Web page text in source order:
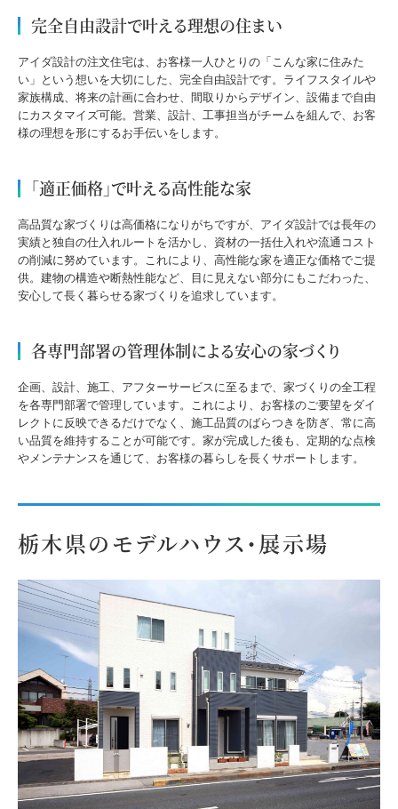
完全自由設計で叶える理想の住まい
アイダ設計の注文住宅は、お客様一人ひとりの「こんな家に住みた
い」という想いを大切にした、完全自由設計です。ライフスタイルや
家族構成、将来の計画に合わせ、間取りからデザイン、設備まで自由
にカスタマイズ可能。営業、設計、工事担当がチームを組んで、お客
様の理想を形にするお手伝いをします。
「適正価格」で叶える高性能な家
高品質な家づくりは高価格になりがちですが、アイダ設計では長年の
実績と独自の仕入れルートを活かし、資材の一括仕入れや流通コスト
の削減に努めています。これにより、高性能な家を適正な価格でご提
供。建物の構造や断熱性能など、目に見えない部分にもこだわった、
安心して長く暮らせる家づくりを追求しています。
各専門部署の管理体制による安心の家づくり
企画、設計、施工、アフターサービスに至るまで、家づくりの全工程
を各専門部署で管理しています。これにより、お客様のご要望をダイ
レクトに反映できるだけでなく、施工品質のばらつきを防ぎ、常に高
い品質を維持することが可能です。家が完成した後も、定期的な点検
やメンテナンスを通じて、お客様の暮らしを長くサポートします。
栃木県のモデルハウス・展示場